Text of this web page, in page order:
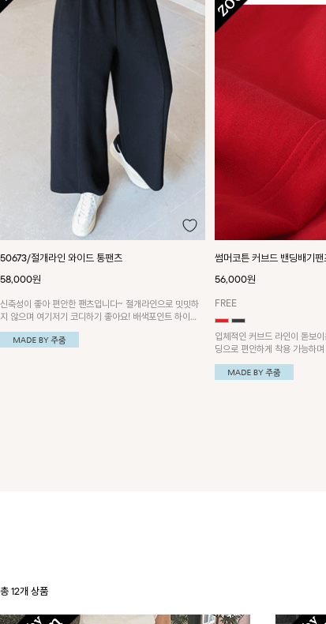
50673/절개라인 와이드 통팬츠
58,000원
신축성이 좋아 편안한 팬츠입니다~ 절개라인으로 밋밋하
지 않으며 여기저기 코디하기 좋아요! 배색포인트 하이넥
후드집업과 함께 코디하시면 더욱 멋스러워요~!
썸머코튼 커브드 밴딩배기팬
56,000원
FREE
입체적인 커브드 라인이 돋보
딩으로 편안하게 착용 가능하
다양하게 활용하기 좋은 아이템
총 12개 상품